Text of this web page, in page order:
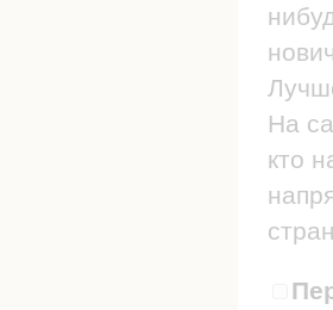
На
кто